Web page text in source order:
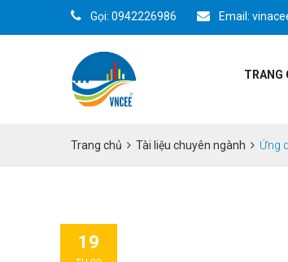
Gọi: 0942226986 Email:
TRANG
Trang chủ Tài liệu chuyên ngành Ứng
19